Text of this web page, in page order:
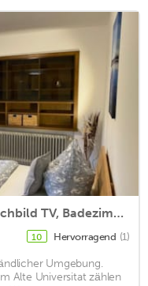
Modernes Einzelzimmer mit Flachbild TV, Badezimmer, WLAN und Parkplatz
10 Hervorragend (1)
Umgebung.
Alte Universitat zählen